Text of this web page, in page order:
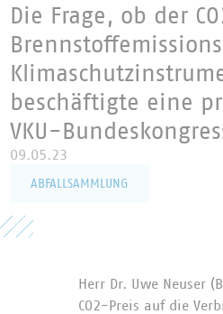
Die Frage, ob der
beschäftigte eine
VKU-
09.05.23
ABFALLSAMMLUNG
Herr Dr. Uwe Neuser
CO2-Preis auf die